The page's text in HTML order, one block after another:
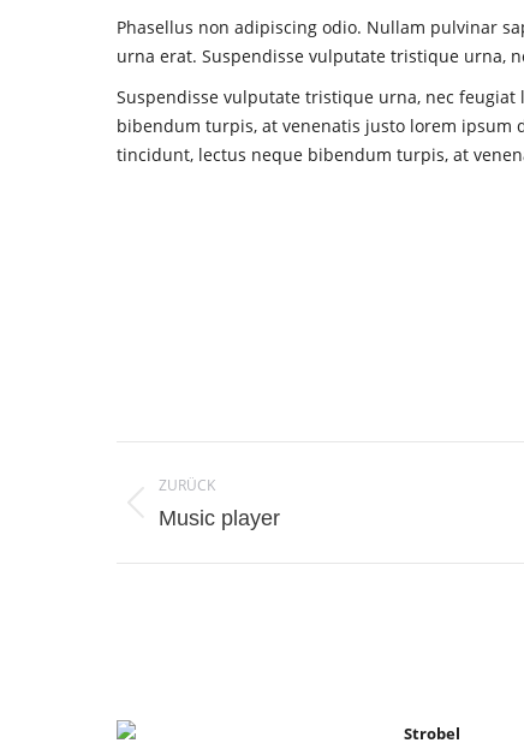
Phasellus non adipiscing odio. Nullam pulvinar
urna erat. Suspendisse vulputate tristique urna,
Suspendisse vulputate tristique urna, nec
bibendum turpis, at venenatis justo lorem
tincidunt, lectus neque bibendum turpis, at
navigation
ZURÜCK
Previous
Music player
Strobel